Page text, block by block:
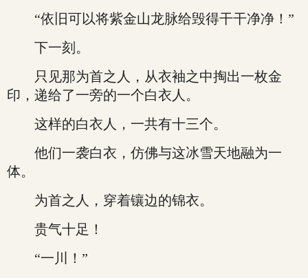
“依旧可以将紫金山龙脉给毁得干干净净！”
下一刻。
只见那为首之人，从衣袖之中掏出一枚金
印，递给了一旁的一个白衣人。
这样的白衣人，一共有十三个。
他们一袭白衣，仿佛与这冰雪天地融为一
体。
为首之人，穿着镶边的锦衣。
贵气十足！
“一川！”